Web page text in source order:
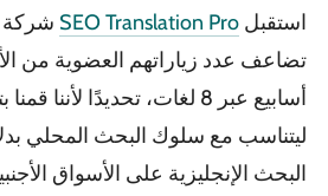
استقبل SEO Translation Pro
أسابيع عبر 8 لغات، تحديدًا
ليتناسب مع سلوك البحث المحلي
البحث الإنجليزية على الأسواق